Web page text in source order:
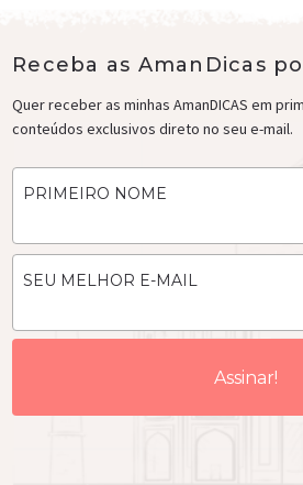
Receba as AmanDicas
Quer receber as minhas AmanDICAS em
conteúdos exclusivos direto no seu e-mail.
PRIMEIRO NOME
SEU MELHOR E-MAIL